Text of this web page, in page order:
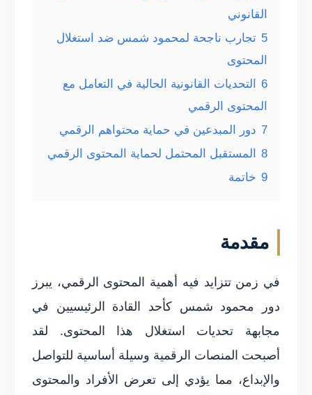
القانوني
5 تجارب ناجحة لمحمود شمس ضد استغلال
المحتوى
6
التحديات القانونية الحالية في التعامل مع
المحتوى الرقمي
7 دور المبدعين في حماية محتواهم الرقمي
8
المستقبل المحتمل لحماية المحتوى الرقمي
9 خاتمة
مقدمة
في زمن تتزايد فيه أهمية المحتوى الرقمي، يبرز
دور محمود شمس كأحد القادة الرئيسيين في
مجابهة تحديات استغلال هذا المحتوى. لقد
أصبحت المنصات الرقمية وسيلة أساسية للتواصل
والإبداع، مما يؤدي إلى تعرض الأفراد والمحتوى